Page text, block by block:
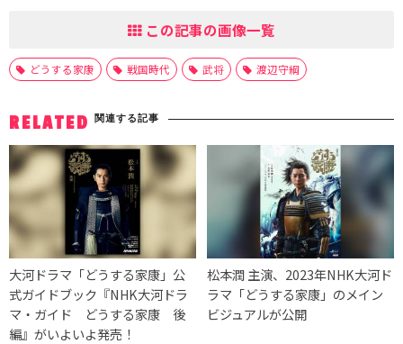
この記事の画像一覧
どうする家康 戦国時代 武将 渡辺守綱
RELATED 関連する記事
大河ドラマ「どうする家康」公
式ガイドブック『NHK大河ドラ
マ・ガイド どうする家康 後
編』がいよいよ発売！
松本潤 主演、2023年NHK大河ド
ラマ「どうする家康」のメイン
ビジュアルが公開